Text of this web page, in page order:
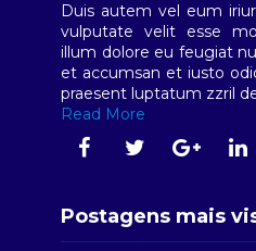
Duis autem vel eum
vulputate velit esse
illum dolore eu feugiat
et accumsan et iusto
praesent luptatum zzril
Read More
Postagens mais